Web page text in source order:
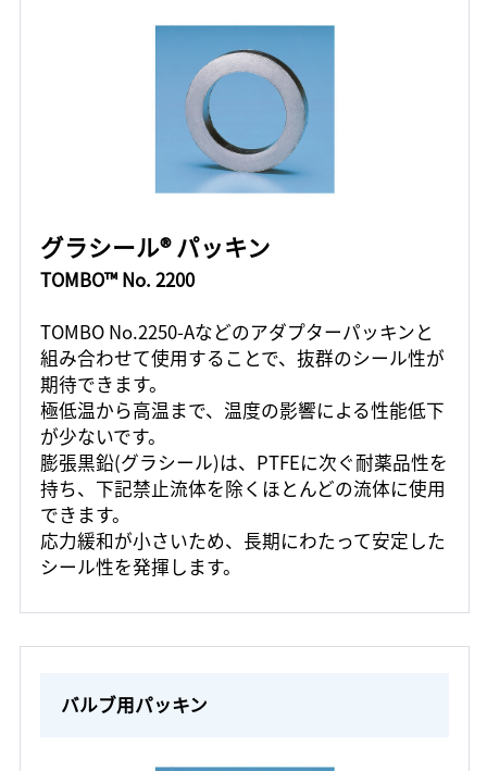
グラシール® パッキン
TOMBO™ No. 2200
TOMBO No.2250-Aなどのアダプターパッキンと
組み合わせて使用することで、抜群のシール性が
期待できます。
極低温から高温まで、温度の影響による性能低下
が少ないです。
膨張黒鉛(グラシール)は、PTFEに次ぐ耐薬品性を
持ち、下記禁止流体を除くほとんどの流体に使用
できます。
応力緩和が小さいため、長期にわたって安定した
シール性を発揮します。
バルブ用パッキン